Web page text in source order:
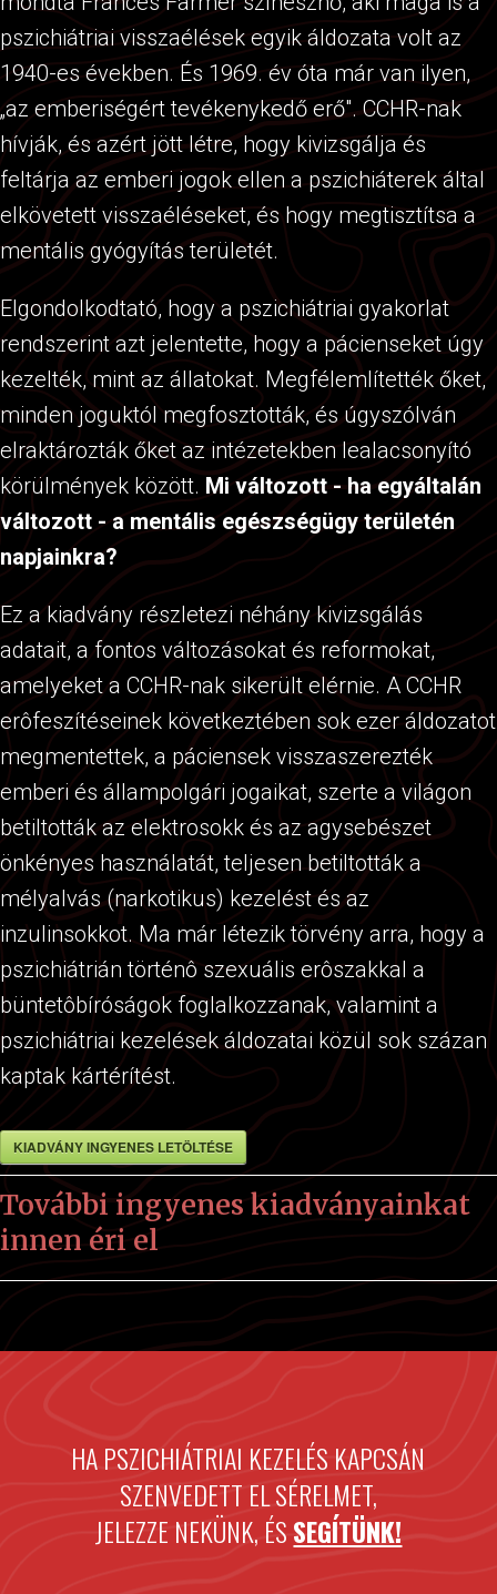
pszichiátriai visszaélések egyik áldozata volt az
1940-es években. És 1969. év óta már van ilyen,
„az emberiségért tevékenykedő erő". CCHR-nak
hívják, és azért jött létre, hogy kivizsgálja és
feltárja az emberi jogok ellen a pszichiáterek által
elkövetett visszaéléseket, és hogy megtisztítsa a
mentális gyógyítás területét.
Elgondolkodtató, hogy a pszichiátriai gyakorlat
rendszerint azt jelentette, hogy a pácienseket úgy
kezelték, mint az állatokat. Megfélemlítették őket,
minden joguktól megfosztották, és úgyszólván
elraktározták őket az intézetekben lealacsonyító
körülmények között. Mi változott - ha egyáltalán
változott - a mentális egészségügy területén
napjainkra?
Ez a kiadvány részletezi néhány kivizsgálás
adatait, a fontos változásokat és reformokat,
amelyeket a CCHR-nak sikerült elérnie. A CCHR
erôfeszítéseinek következtében sok ezer áldozatot
megmentettek, a páciensek visszaszerezték
emberi és állampolgári jogaikat, szerte a világon
betiltották az elektrosokk és az agysebészet
önkényes használatát, teljesen betiltották a
mélyalvás (narkotikus) kezelést és az
inzulinsokkot. Ma már létezik törvény arra, hogy a
pszichiátrián történô szexuális erôszakkal a
büntetôbíróságok foglalkozzanak, valamint a
pszichiátriai kezelések áldozatai közül sok százan
kaptak kártérítést.
KIADVÁNY INGYENES LETÖLTÉSE
További ingyenes kiadványainkat
innen éri el
HA PSZICHIÁTRIAI KEZELÉS KAPCSÁN
SZENVEDETT EL SÉRELMET,
JELEZZE NEKÜNK, ÉSSEGÍTÜNK!